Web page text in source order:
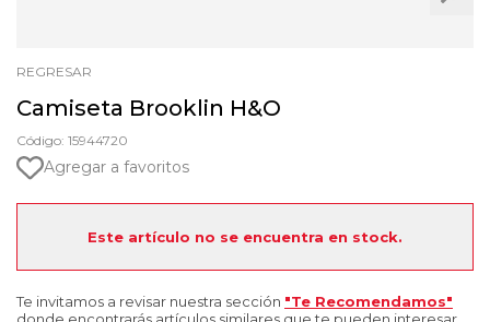
REGRESAR
Camiseta Brooklin H&O
Código: 15944720
Agregar a favoritos
Este artículo no se encuentra en stock.
Te invitamos a revisar nuestra sección "Te Recomendamos"
donde encontrarás artículos similares que te pueden interesar.